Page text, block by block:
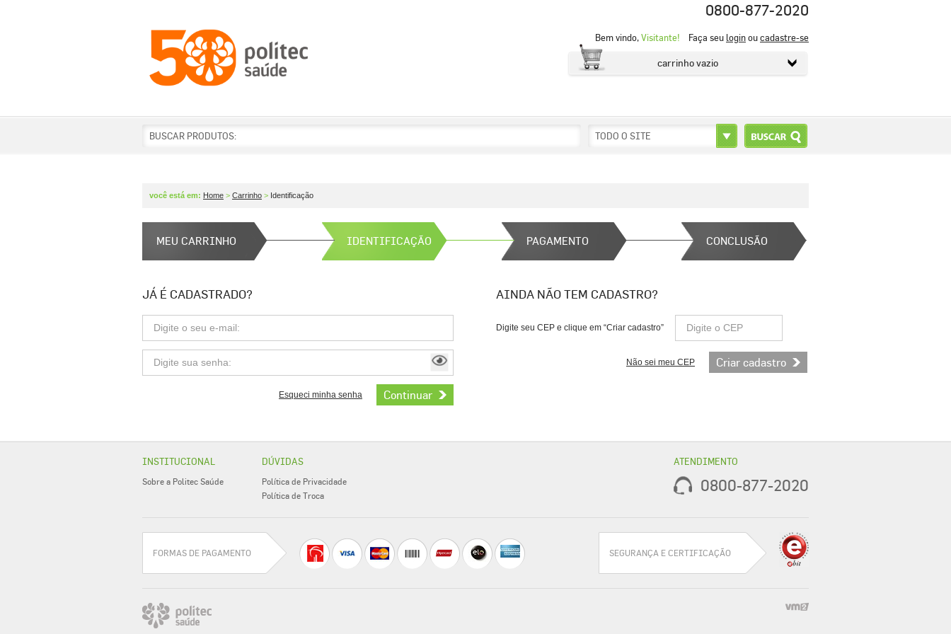
0800-877-2020
Bem vindo,Visitante! Faça seu loginoucadastre-se
carrinho vazio
BUSCAR PRODUTOS: TODO O SITE
você está em: Home > Carrinho > Identificação
MEU CARRINHO IDENTIFICAÇÃO PAGAMENTO CONCLUSÃO
JÁ É CADASTRADO?
Digite o seu e-mail:
Digite sua senha:
Esqueci minha senha
AINDA NÃO TEM CADASTRO?
Digite seu CEP e clique em “Criar cadastro” Digite o CEP
Não sei meu CEP
INSTITUCIONAL
Sobre a Politec Saúde
DÚVIDAS
Política de Privacidade
Política de Troca
ATENDIMENTO
0800-877-2020
FORMAS DE PAGAMENTO SEGURANÇA E CERTIFICAÇÃO